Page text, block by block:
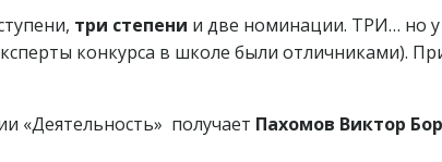
три степени и две номинации. ТРИ… но
конкурса в школе были отличниками).
«Деятельность» получает Пахомов Виктор